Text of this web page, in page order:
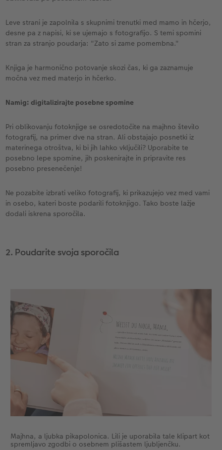
Leve strani je zapolnila s skupnimi trenutki med mamo in hčerjo,
desne pa z napisi, ki se ujemajo s fotografijo. S temi spomini
stran za stranjo poudarja: "Zato si zame pomembna."
Knjiga je harmonično potovanje skozi čas, ki ga zaznamuje
močna vez med materjo in hčerko.
Namig: digitalizirajte posebne spomine
Pri oblikovanju fotoknjige se osredotočite na majhno število
fotografij, na primer dve na stran. Ali obstajajo posnetki iz
materinega otroštva, ki bi jih lahko vključili? Uporabite te
posebno lepe spomine, jih poskenirajte in pripravite res
posebno presenečenje!
Ne pozabite izbrati veliko fotografij, ki prikazujejo vez med vami
in osebo, kateri boste podarili fotoknjigo. Tako boste lažje
dodali iskrena sporočila.
2. Poudarite svoja sporočila
Majhna, a ljubka pikapolonica. Lili je uporabila tale klipart kot
spremljavo zgodbi o osebnem plišastem ljubljenčku.